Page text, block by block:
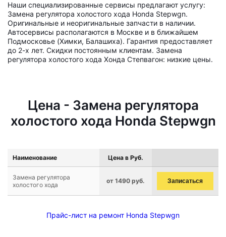
Наши специализированные сервисы предлагают услугу:
Замена регулятора холостого хода Honda Stepwgn.
Оригинальные и неоригинальные запчасти в наличии.
Автосервисы располагаются в Москве и в ближайшем
Подмосковье (Химки, Балашиха). Гарантия предоставляет
до 2-х лет. Скидки постоянным клиентам. Замена
регулятора холостого хода Хонда Степвагон: низкие цены.
Цена - Замена регулятора
холостого хода Honda Stepwgn
Наименование Цена в Руб.
Замена регулятора
холостого хода
от 1490 руб. Записаться
Прайс-лист на ремонт Honda Stepwgn